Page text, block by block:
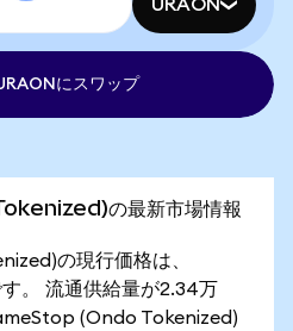
URAON
にスワップ
の最新市場情報
の現行価格は、
。 流通供給量が2.34万
(Ondo Tokenized)